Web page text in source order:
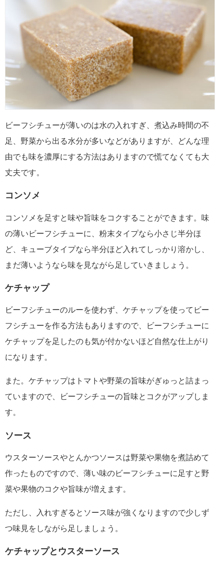
ビーフシチューが薄いのは水の入れすぎ、煮込み時間の不
足、野菜から出る水分が多いなどがありますが、どんな理
由でも味を濃厚にする方法はありますので慌てなくても大
丈夫です。
コンソメ
コンソメを足すと味や旨味をコクすることができます。味
の薄いビーフシチューに、粉末タイプなら小さじ半分ほ
ど、キューブタイプなら半分ほど入れてしっかり溶かし、
まだ薄いようなら味を見ながら足していきましょう。
ケチャップ
ビーフシチューのルーを使わず、ケチャップを使ってビー
フシチューを作る方法もありますので、ビーフシチューに
ケチャップを足したのも気が付かないほど自然な仕上がり
になります。
また。ケチャップはトマトや野菜の旨味がぎゅっと詰まっ
ていますので、ビーフシチューの旨味とコクがアップしま
す。
ソース
ウスターソースやとんかつソースは野菜や果物を煮詰めて
作ったものですので、薄い味のビーフシチューに足すと野
菜や果物のコクや旨味が増えます。
ただし、入れすぎるとソース味が強くなりますので少しず
つ味見をしながら足しましょう。
ケチャップとウスターソース